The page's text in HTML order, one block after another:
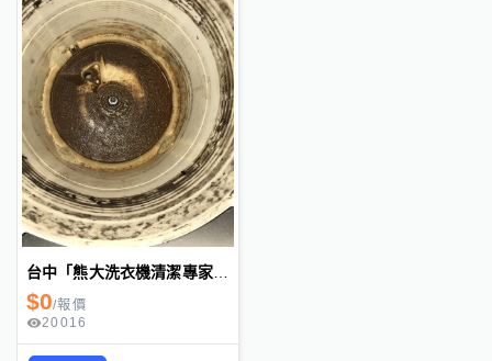
台中「熊大洗衣機清潔專家」洗衣機 清潔, 抽油煙機 清潔 , 熱水器 維修 in 三興廚具
$0/報價
20016